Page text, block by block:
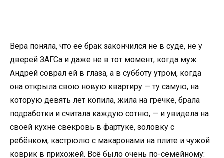
Вера поняла, что её брак закончился не в суде, не у
дверей ЗАГСа и даже не в тот момент, когда муж
Андрей соврал ей в глаза, а в субботу утром, когда
она открыла свою новую квартиру — ту самую, на
которую девять лет копила, жила на гречке, брала
подработки и считала каждую сотню, — и увидела на
своей кухне свекровь в фартуке, золовку с
ребёнком, кастрюлю с макаронами на плите и чужой
коврик в прихожей. Всё было очень по-семейному: